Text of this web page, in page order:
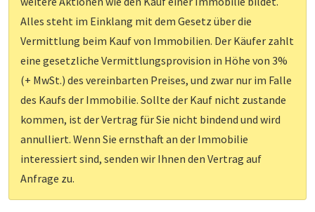
Alles steht im Einklang mit dem Gesetz über die
Vermittlung beim Kauf von Immobilien. Der Käufer zahlt
eine gesetzliche Vermittlungsprovision in Höhe von 3%
(+ MwSt.) des vereinbarten Preises, und zwar nur im Falle
des Kaufs der Immobilie. Sollte der Kauf nicht zustande
kommen, ist der Vertrag für Sie nicht bindend und wird
annulliert. Wenn Sie ernsthaft an der Immobilie
interessiert sind, senden wir Ihnen den Vertrag auf
Anfrage zu.